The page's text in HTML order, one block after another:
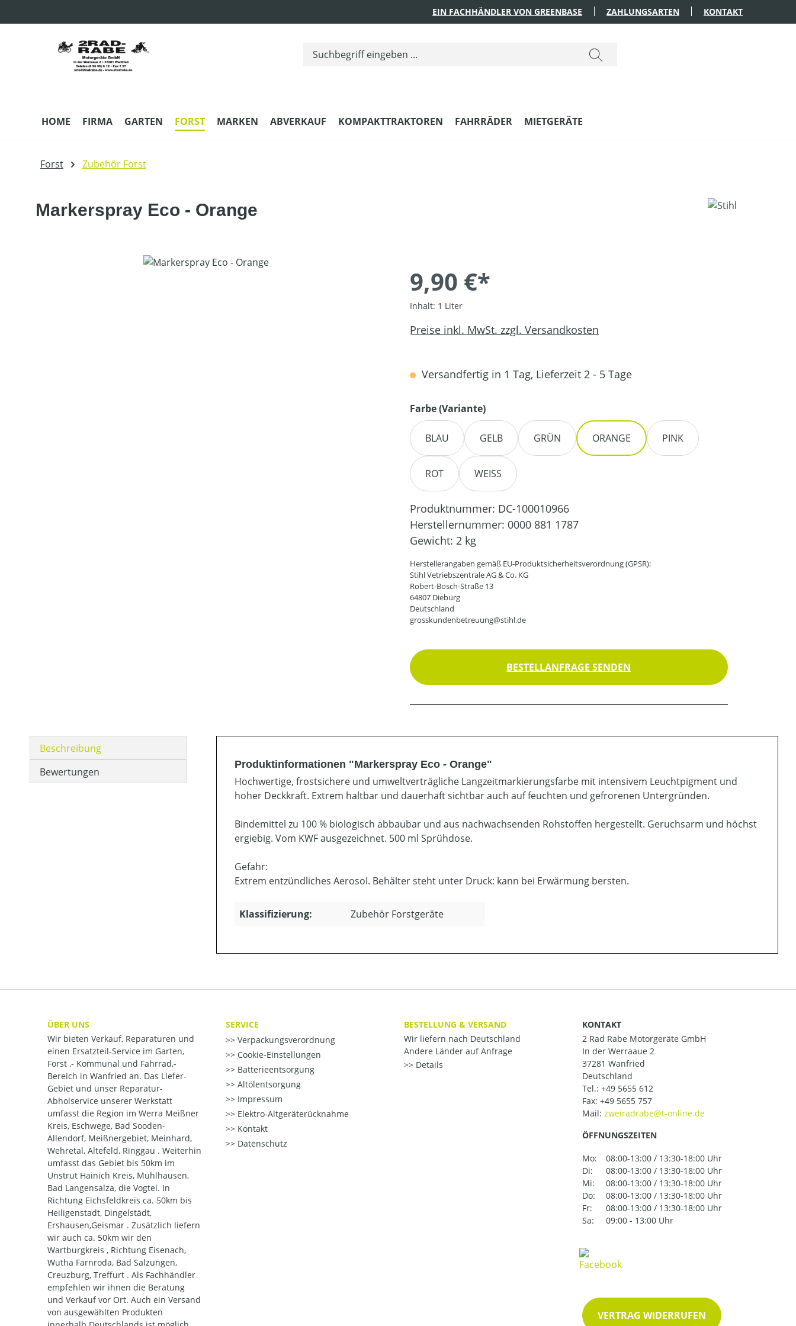
EIN FACHHÄNDLER VON GREENBASE ZAHLUNGSARTEN KONTAKT
HOME FIRMA GARTEN FORST MARKEN ABVERKAUF KOMPAKTTRAKTOREN FAHRRÄDER MIETGERÄTE
Forst Zubehör Forst
Markerspray Eco - Orange
Bildergalerie überspringen
9,90 €*
Inhalt: 1 Liter
Preise inkl. MwSt. zzgl. Versandkosten
Versandfertig in 1 Tag, Lieferzeit 2 - 5 Tage
Farbe (Variante)auswählen
BLAU GELB GRÜN ORANGE PINK
ROT WEISS
Produktnummer: DC-100010966
Herstellernummer: 0000 881 1787
Gewicht: 2 kg
Herstellerangaben gemäß EU-Produktsicherheitsverordnung (GPSR):
Stihl Vetriebszentrale AG & Co. KG
Robert-Bosch-Straße 13
64807 Dieburg
Deutschland
grosskundenbetreuung@stihl.de
BESTELLANFRAGE SENDEN
Beschreibung
Bewertungen
Produktinformationen "Markerspray Eco - Orange"
Hochwertige, frostsichere und umweltverträgliche Langzeitmarkierungsfarbe mit intensivem Leuchtpigment und
hoher Deckkraft. Extrem haltbar und dauerhaft sichtbar auch auf feuchten und gefrorenen Untergründen.
Bindemittel zu 100 % biologisch abbaubar und aus nachwachsenden Rohstoffen hergestellt. Geruchsarm und höchst
ergiebig. Vom KWF ausgezeichnet. 500 ml Sprühdose.
Gefahr:
Extrem entzündliches Aerosol. Behälter steht unter Druck: kann bei Erwärmung bersten.
Klassifizierung: Zubehör Forstgeräte
ÜBER UNS
Wir bieten Verkauf, Reparaturen und
einen Ersatzteil-Service im Garten,
Forst ,- Kommunal und Fahrrad,-
Bereich in Wanfried an. Das Liefer-
Gebiet und unser Reparatur-
Abholservice unserer Werkstatt
umfasst die Region im Werra Meißner
Kreis, Eschwege, Bad Sooden-
Allendorf, Meißnergebiet, Meinhard,
Wehretal, Altefeld, Ringgau . Weiterhin
umfasst das Gebiet bis 50km im
Unstrut Hainich Kreis, Mühlhausen,
Bad Langensalza, die Vogtei. In
Richtung Eichsfeldkreis ca. 50km bis
Heiligenstadt, Dingelstädt,
Ershausen,Geismar . Zusätzlich liefern
wir auch ca. 50km wir den
Wartburgkreis , Richtung Eisenach,
Wutha Farnroda, Bad Salzungen,
Creuzburg, Treffurt . Als Fachhändler
empfehlen wir ihnen die Beratung
und Verkauf vor Ort. Auch ein Versand
von ausgewählten Produkten
SERVICE
Verpackungsverordnung
Cookie-Einstellungen
Batterieentsorgung
Altölentsorgung
Impressum
Elektro-Altgeräterücknahme
Kontakt
Datenschutz
BESTELLUNG & VERSAND
Wir liefern nach Deutschland
Andere Länder auf Anfrage
Details
KONTAKT
2 Rad Rabe Motorgeräte GmbH
In der Werraaue 2
37281 Wanfried
Deutschland
Tel.: +49 5655 612
Fax: +49 5655 757
Mail:
ÖFFNUNGSZEITEN
Mo:
08:00-13:00 / 13:30-18:00 Uhr
Di:
08:00-13:00 / 13:30-18:00 Uhr
Mi:
08:00-13:00 / 13:30-18:00 Uhr
Do:
08:00-13:00 / 13:30-18:00 Uhr
Fr:
08:00-13:00 / 13:30-18:00 Uhr
Sa:
09:00 - 13:00 Uhr
VERTRAG WIDERRUFEN